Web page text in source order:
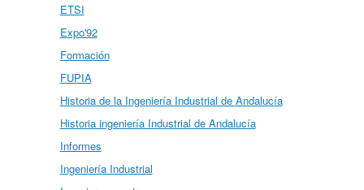
ETSI
Expo'92
Formación
FUPIA
Historia de la Ingeniería Industrial de Andalucía
Historia ingeniería Industrial de Andalucía
Informes
Ingeniería Industrial